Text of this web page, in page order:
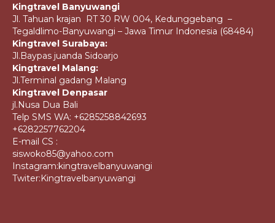
Kingtravel Banyuwangi
Jl. Tahuan krajan RT 30 RW 004, Kedunggebang –
Tegaldlimo-Banyuwangi – Jawa Timur Indonesia (68484)
Kingtravel Surabaya:
Jl.Baypas juanda Sidoarjo
Kingtravel Malang:
Jl.Terminal gadang Malang
Kingtravel Denpasar
jl.Nusa Dua Bali
Telp SMS WA: +6285258842693
+6282257762204
E-mail CS :
siswoko85@yahoo.com
Instagram:kingtravelbanyuwangi
Twiter:Kingtravelbanyuwangi